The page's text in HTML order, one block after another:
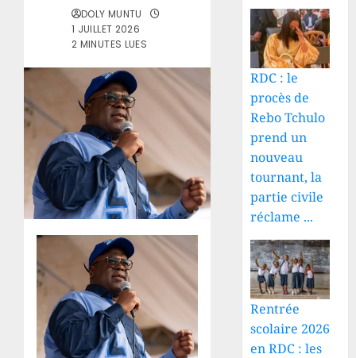
DOLY MUNTU
1 JUILLET 2026
2 MINUTES LUES
RDC : le
procès de
Rebo Tchulo
prend un
nouveau
tournant, la
partie civile
réclame ...
Rentrée
scolaire 2026
en RDC : les